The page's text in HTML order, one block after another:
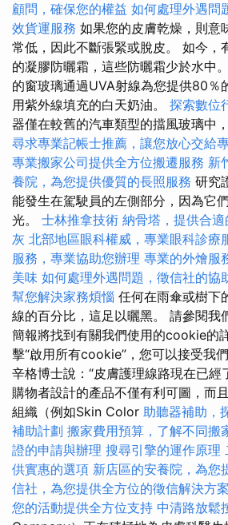
顧問，確保您的權益 如何處理外遇問
效貨運服務 如果您的皮膚乾燥，則意
常低，因此不斷張緊或脫皮。 如今，
的凝膠防曬霜，這些防曬霜少於水中。
的窗玻璃通過UVA射線為您提供80％
用紫外線填充的白天奶油。 探索數位
器僅在較舊的汽車類型的擋風玻璃中
尋求專業記帳士推薦，讓您放心交給
專業搬家公司提供全方位搬遷服務 新
養院，為您提供優質的長照服務 研究
能發生在駕駛員的左側部分，因為它
光。 士林推拿技術 納骨塔，提供合
灰 北部地區眼科權威，專業眼科診療
服務，專業協助您辦理 專業的外燴服
美味 如何處理外遇問題，徵信社的協
幫您解決家務煩惱 任何在雨傘或樹下
線的百分比，這足以曬黑。 請參閱
簡報將找到有關我們使用的cookie的
擊“啟用所有cookie”，您可以接受我
辛格博士說：“皮膚護理線路現在已經
購物者設計的產品不僅有利可圖，而
組織（例如Skin Color 助聽器補助，
補助計劃 搬家費用預算，了解不同搬
證的申請與辦理 搜尋引擎的運作原理
供實惠的選項 新店區的安養院，為您
信社，為您提供全方位的徵信解決方案
您的活動提供全方位支持 中清路放鬆